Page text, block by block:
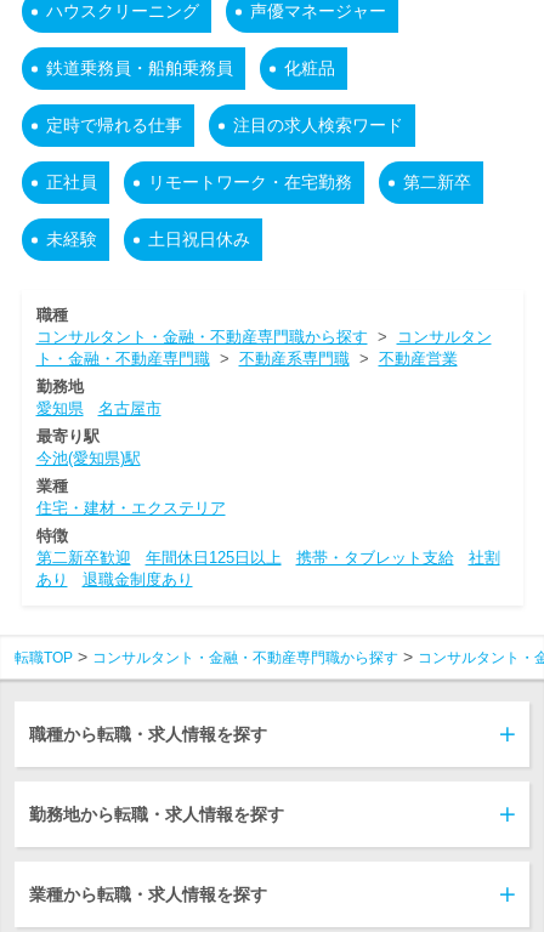
ハウスクリーニング 声優マネージャー
鉄道乗務員・船舶乗務員 化粧品
定時で帰れる仕事 注目の求人検索ワード
正社員 リモートワーク・在宅勤務 第二新卒
未経験 土日祝日休み
職種
コンサルタント・金融・不動産専門職から探す >
コンサルタン
ト・金融・不動産専門職> 不動産系専門職> 不動産営業
勤務地
愛知県
名古屋市
最寄り駅
今池(愛知県)駅
業種
住宅・建材・エクステリア
特徴
第二新卒歓迎
年間休日125日以上 携帯・タブレット支給
社割
あり
退職金制度あり
転職TOP コンサルタント・金融・不動産専門職から探す コンサルタント・
職種から転職・求人情報を探す
勤務地から転職・求人情報を探す
業種から転職・求人情報を探す